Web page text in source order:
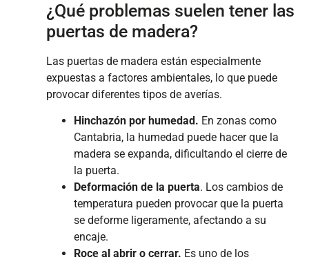
¿Qué problemas suelen tener las
puertas de madera?
Las puertas de madera están especialmente
expuestas a factores ambientales, lo que puede
provocar diferentes tipos de averías.
Hinchazón por humedad. En zonas como
Cantabria, la humedad puede hacer que la
madera se expanda, dificultando el cierre de
la puerta.
Deformación de la puerta. Los cambios de
temperatura pueden provocar que la puerta
se deforme ligeramente, afectando a su
encaje.
Roce al abrir o cerrar. Es uno de los